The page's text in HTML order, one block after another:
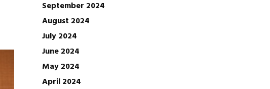
September 2024
August 2024
July 2024
June 2024
May 2024
April 2024